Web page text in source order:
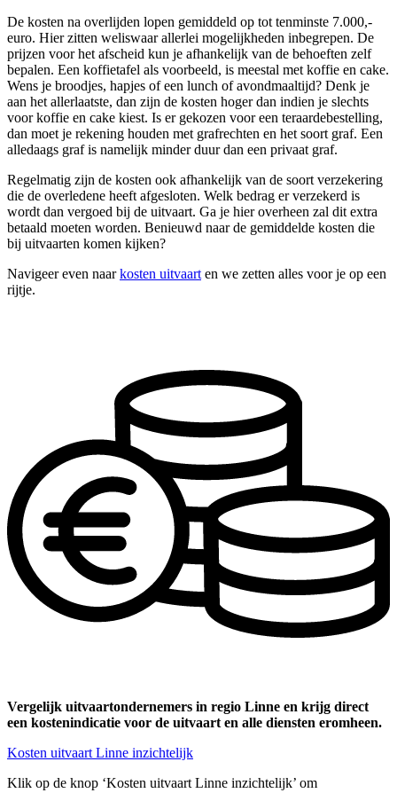
De kosten na overlijden lopen gemiddeld op tot tenminste 7.000,-
euro. Hier zitten weliswaar allerlei mogelijkheden inbegrepen. De
prijzen voor het afscheid kun je afhankelijk van de behoeften zelf
bepalen. Een koffietafel als voorbeeld, is meestal met koffie en cake.
Wens je broodjes, hapjes of een lunch of avondmaaltijd? Denk je
aan het allerlaatste, dan zijn de kosten hoger dan indien je slechts
voor koffie en cake kiest. Is er gekozen voor een teraardebestelling,
dan moet je rekening houden met grafrechten en het soort graf. Een
alledaags graf is namelijk minder duur dan een privaat graf.
Regelmatig zijn de kosten ook afhankelijk van de soort verzekering
die de overledene heeft afgesloten. Welk bedrag er verzekerd is
wordt dan vergoed bij de uitvaart. Ga je hier overheen zal dit extra
betaald moeten worden. Benieuwd naar de gemiddelde kosten die
bij uitvaarten komen kijken?
Navigeer even naarkosten uitvaart en we zetten alles voor je op een
rijtje.
Vergelijk uitvaartondernemers in regio Linne en krijg direct
een kostenindicatie voor de uitvaart en alle diensten eromheen.
Kosten uitvaart Linne inzichtelijk
Klik op de knop ‘Kosten uitvaart Linne inzichtelijk’ om